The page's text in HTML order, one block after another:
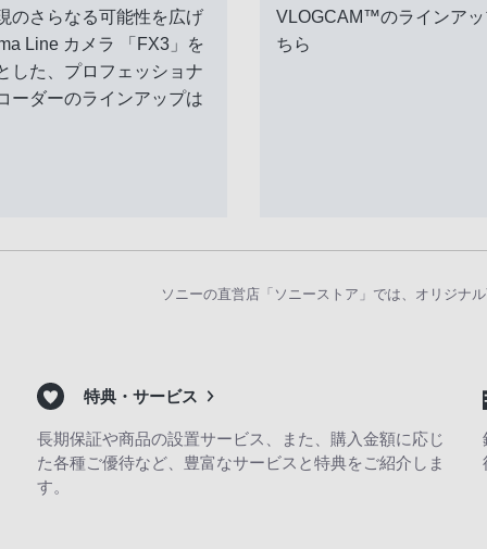
のさらなる可能性を広げ
Line カメラ 「FX3」を
した、プロフェッショナ
ーダーのラインアップは
VLOGCAM™のラインア
ちら
ソニーの直営店「ソニーストア」では、オリジナ
特典・サービス
長期保証や商品の設置サービス、また、購入金額に応じ
た各種ご優待など、豊富なサービスと特典をご紹介しま
す。